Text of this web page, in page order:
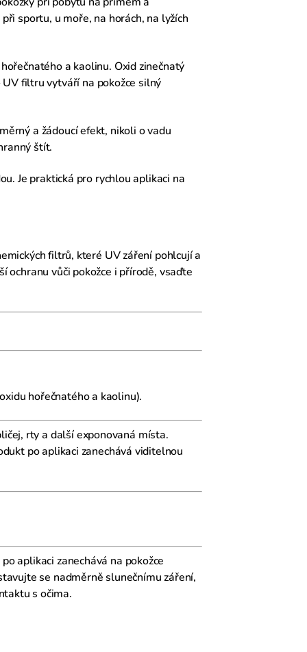
sportu, u moře, na horách, na lyžích
a kaolinu. Oxid zinečnatý
filtru vytváří na pokožce silný
a žádoucí efekt, nikoli o vadu
štít.
Je praktická pro rychlou aplikaci na
filtrů, které UV záření pohlcují a
vůči pokožce i přírodě, vsaďte
hořečnatého a kaolinu).
rty a další exponovaná místa.
po aplikaci zanechává viditelnou
aplikaci zanechává na pokožce
se nadměrně slunečnímu záření,
s očima.